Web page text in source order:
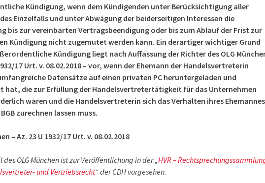
Kündigung, wenn dem Kündigenden unter Berücksichtigung aller
Einzelfalls und unter Abwägung der beiderseitigen Interessen die
bis zur vereinbarten Vertragsbeendigung oder bis zum Ablauf der Frist zur
Kündigung nicht zugemutet werden kann. Ein derartiger wichtiger Grund
Kündigung liegt nach Auffassung der Richter des OLG
17 Urt. v. 08.02.2018 – vor, wenn der Ehemann der Handelsvertreterin
Datensätze auf einen privaten PC heruntergeladen und
hat, die zur Erfüllung der Handelsvertretertätigkeit für das Unternehmen
waren und die Handelsvertreterin sich das Verhalten ihres Ehemannes
zurechnen lassen muss.
– Az. 23 U 1932/17 Urt. v. 08.02.2018
des OLG München ist zur Veröffentlichung in der „HVR –
und Vertriebsrecht“ der CDH vorgesehen.